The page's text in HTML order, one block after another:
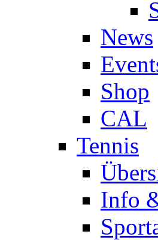
News
Shop
CAL
Tennis
Info